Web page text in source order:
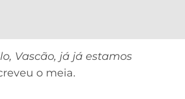
Vascão, já já estamos
o meia.